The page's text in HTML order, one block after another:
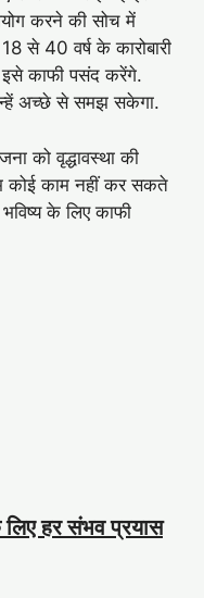
करने की सोच में
से 40 वर्ष के कारोबारी
इसे काफी पसंद करेंगे.
अच्छे से समझ सकेगा.
को वृद्धावस्था की
कोई काम नहीं कर सकते
के लिए काफी
हर संभव प्रयास